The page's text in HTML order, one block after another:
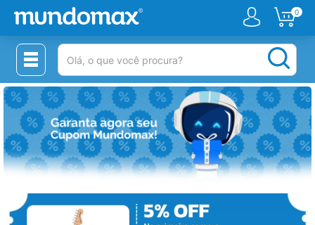
0
(pesquisar)